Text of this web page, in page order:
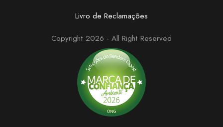
Livro de Reclamações
Copyright 2026 - All Right Reserved